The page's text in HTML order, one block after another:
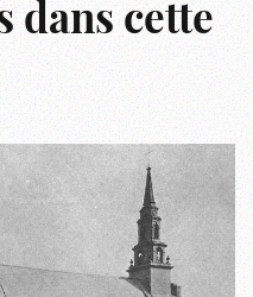
dans cette